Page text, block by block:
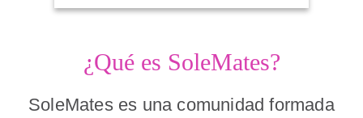
¿Qué es SoleMates?
SoleMates es una comunidad formada